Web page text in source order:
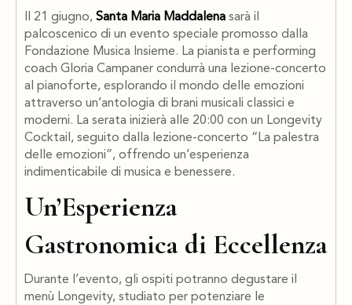
Il 21 giugno, Santa Maria Maddalena sarà il
palcoscenico di un evento speciale promosso dalla
Fondazione Musica Insieme. La pianista e performing
coach Gloria Campaner condurrà una lezione-concerto
al pianoforte, esplorando il mondo delle emozioni
attraverso un’antologia di brani musicali classici e
moderni. La serata inizierà alle 20:00 con un Longevity
Cocktail, seguito dalla lezione-concerto “La palestra
delle emozioni”, offrendo un’esperienza
indimenticabile di musica e benessere.
Un’Esperienza
Gastronomica di Eccellenza
Durante l’evento, gli ospiti potranno degustare il
menù Longevity, studiato per potenziare le